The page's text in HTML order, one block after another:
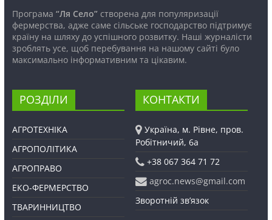
Програма “Ля Село”створена для популяризації
фермерства, адже саме сільське господарство підтримує
країну на шляху до успішного розвитку. Наші журналісти
зроблять усе, щоб перебування на нашому сайті було
максимально інформативним та цікавим.
РОЗДІЛИ
АГРОТЕХНІКА
АГРОПОЛІТИКА
АГРОПРАВО
ЕКО-ФЕРМЕРСТВО
ТВАРИННИЦТВО
КОНТАКТИ
Україна, м. Рівне, пров.
Робітничий, 6а
+38 067 364 71 72
agroc.news@gmail.com
Зворотній зв’язок